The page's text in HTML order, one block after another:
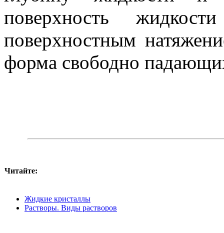
поверхность
поверхностным
форма свободно
Читайте:
Жидкие кристаллы
Растворы. Виды растворов